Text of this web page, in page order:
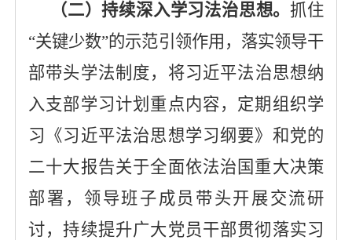
（二）持续深入学习法治思想。 抓住
“关键少数”的示范引领作用，落实领导干
部带头学法制度， 将习近平法治思想纳
入支部学习计划重点内容， 定期 组织学
习《习近平法治思想学习纲要》和党的
二十大报告关于全面依法治国重大决策
部署，领导班子成员带头开展交流研
讨，持续提升广大党员干部贯彻落实习